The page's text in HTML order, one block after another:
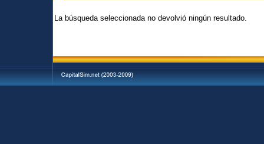
La búsqueda seleccionada no devolvió ningún resultado.